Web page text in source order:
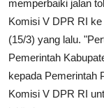
memperbaiki jalan
Komisi V DPR RI
(15/3) yang lalu.
Pemerintah
kepada Pemerintah
Komisi V DPR RI